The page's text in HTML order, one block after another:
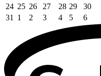
24 25 26 27 28 29
30
31
1 2 3 4 5 6